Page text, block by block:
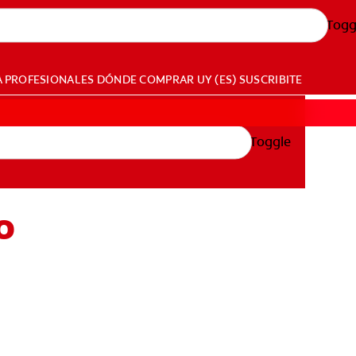
PROFESIONALES DÓNDE COMPRAR UY (ES) SUSCRIBITE
Toggle